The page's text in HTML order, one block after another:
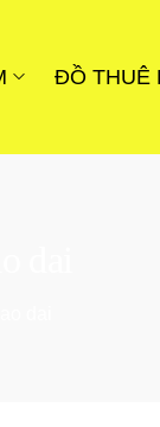
ĐỒ THUÊ